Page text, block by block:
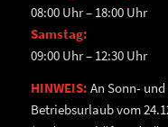
08:00 Uhr – 18:00 Uhr
Samstag:
09:00 Uhr – 12:30 Uhr
HINWEIS: An Sonn-
Betriebsurlaub vom